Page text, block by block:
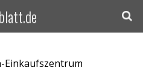
Einkaufszentrum